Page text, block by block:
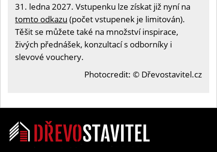
31. ledna 2027. Vstupenku lze získat již nyní na
tomto odkazu (počet vstupenek je limitován).
Těšit se můžete také na množství inspirace,
živých přednášek, konzultací s odborníky i
slevové vouchery.
Photocredit: © Dřevostavitel.cz